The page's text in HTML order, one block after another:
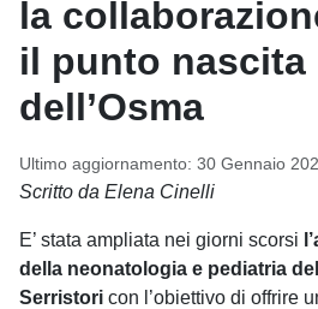
la
il punto nascita
dell’Osma
Ultimo aggiornamento: 30 Gennaio
Scritto da Elena Cinelli
E’ stata ampliata nei giorni scorsi
della neonatologia e pediatria
Serristori con l’obiettivo di offrire